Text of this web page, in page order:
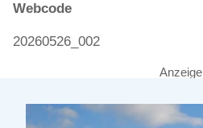
Webcode
20260526_002
Anzeige